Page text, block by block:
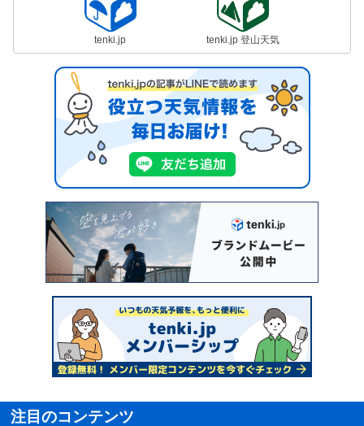
tenki.jp tenki.jp 登山天気
注目のコンテンツ